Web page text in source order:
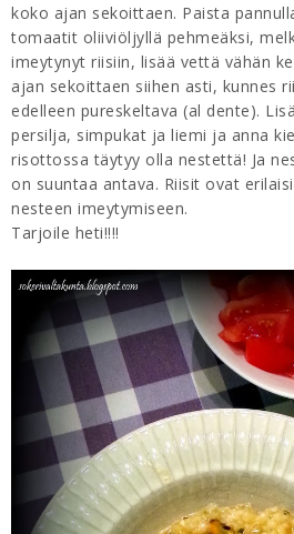
koko ajan sekoittaen. Paista
tomaatit oliiviöljyllä pehmeäksi,
imeytynyt riisiin, lisää vettä vähän
ajan sekoittaen siihen asti, kunnes
edelleen pureskeltava (al dente).
persilja, simpukat ja liemi ja anna
risottossa täytyy olla nestettä! Ja
on suuntaa antava. Riisit ovat
nesteen imeytymiseen.
Tarjoile heti!!!!